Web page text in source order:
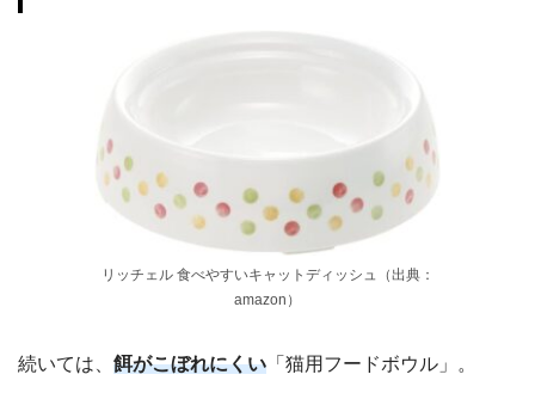
リッチェル 食べやすいキャットディッシュ（出典：
amazon）
続いては、 餌がこぼれにくい 「猫用フードボウル」。